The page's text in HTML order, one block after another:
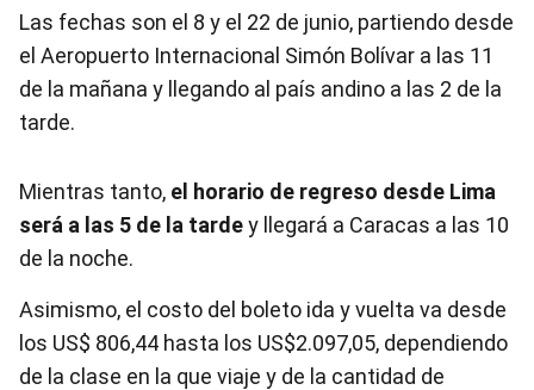
Las fechas son el 8 y el 22 de junio, partiendo desde
el Aeropuerto Internacional Simón Bolívar a las 11
de la mañana y llegando al país andino a las 2 de la
tarde.
Mientras tanto, el horario de regreso desde Lima
será a las 5 de la tardey llegará a Caracas a las 10
de la noche.
Asimismo, el costo del boleto ida y vuelta va desde
los US$ 806,44 hasta los US$2.097,05, dependiendo
de la clase en la que viaje y de la cantidad de